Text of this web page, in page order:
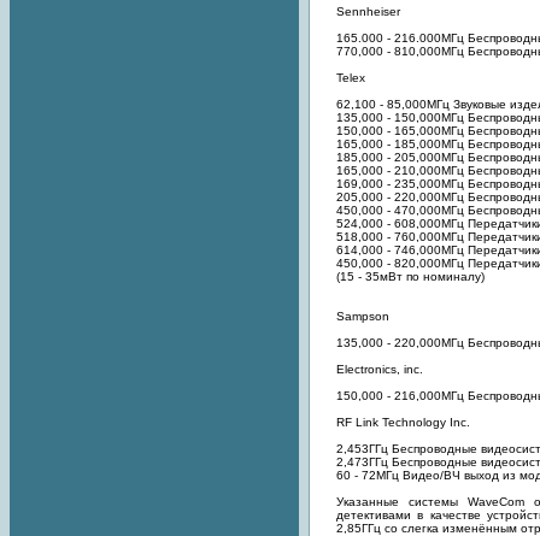
Sennheiser
165.000 - 216.000МГц
770,000 - 810,000МГц
Telex
62,100 - 85,000МГц Звуковые
135,000 - 150,000МГц
150,000 - 165,000МГц
165,000 - 185,000МГц
185,000 - 205,000МГц
165,000 - 210,000МГц
169,000 - 235,000МГц
205,000 - 220,000МГц
450,000 - 470,000МГц
524,000 - 608,000МГц
518,000 - 760,000МГц
614,000 - 746,000МГц
450,000 - 820,000МГц
(15 - 35мВт по номиналу)
Sampson
135,000 - 220,000МГц
Electronics, inc.
150,000 - 216,000МГц
RF Link Technology Inc.
2,453ГГц Беспроводные
2,473ГГц Беспроводные
60 - 72МГц Видео/ВЧ выход из
Указанные системы WaveCom
детективами в качестве
2,85ГГц со слегка изменённым